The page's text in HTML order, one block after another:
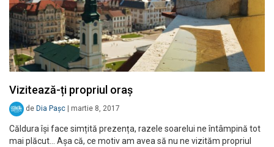
Vizitează-ți propriul oraș
de Dia Pașc martie 8, 2017
Căldura își face simțită prezența, razele soarelui ne întâmpină tot
mai plăcut… Așa că, ce motiv am avea să nu ne vizităm propriul